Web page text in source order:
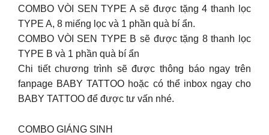
COMBO VÒI SEN TYPE A sẽ được tặng 4 thanh lọc
TYPE A, 8 miếng lọc và 1 phần quà bí ẩn.
COMBO VÒI SEN TYPE B sẽ được tặng 8 thanh lọc
TYPE B và 1 phần quà bí ẩn
Chi tiết chương trình sẽ được thông báo ngay trên
fanpage BABY TATTOO hoặc có thể inbox ngay cho
BABY TATTOO để được tư vấn nhé.
COMBO GIÁNG SINH